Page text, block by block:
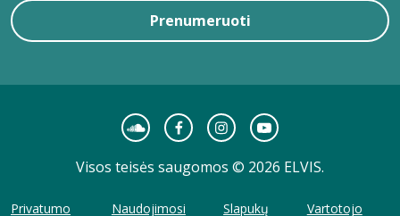
Prenumeruoti
Visos teisės saugomos © 2026 ELVIS.
Privatumo Naudojimosi Slapukų Vartotojo